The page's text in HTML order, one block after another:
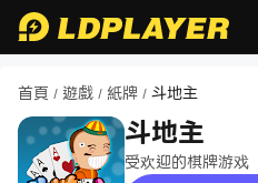
首頁 / 遊戲 / 紙牌 / 斗地主
斗地主
受欢迎的棋牌游戏